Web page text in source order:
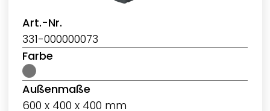
Art.-Nr.
331-000000073
Farbe
Außenmaße
600 x 400 x 400 mm